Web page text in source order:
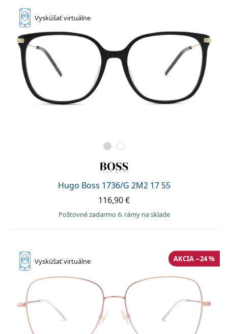
Vyskúšaťvirtuálne
Hugo Boss 1736/G 2M2 17 55
116,90 €
Poštovné zadarmo& rámy na sklade
Vyskúšaťvirtuálne AKCIA −24 %